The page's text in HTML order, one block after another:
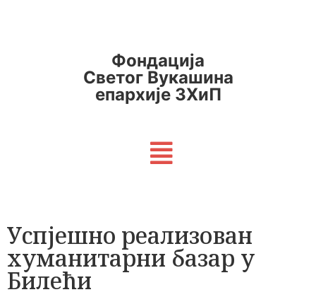
Фондација
Светог Вукашина
епархије ЗХиП
Успјешно реализован
хуманитарни базар у
Билећи